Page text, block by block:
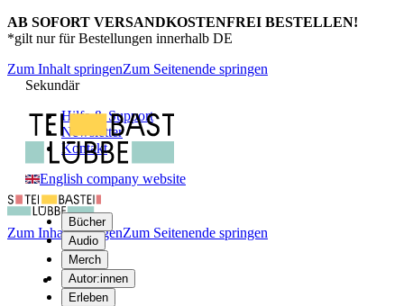
AB SOFORT VERSANDKOSTENFREI BESTELLEN!
*gilt nur für Bestellungen innerhalb DE
Zum Inhalt springenZum Seitenende springen
Sekundär
Hilfe & Support
Newsletter
Kontakt
English company website
Bücher
Audio
Merch
Autor:innen
Erleben
Zum Inhalt springenZum Seitenende springen